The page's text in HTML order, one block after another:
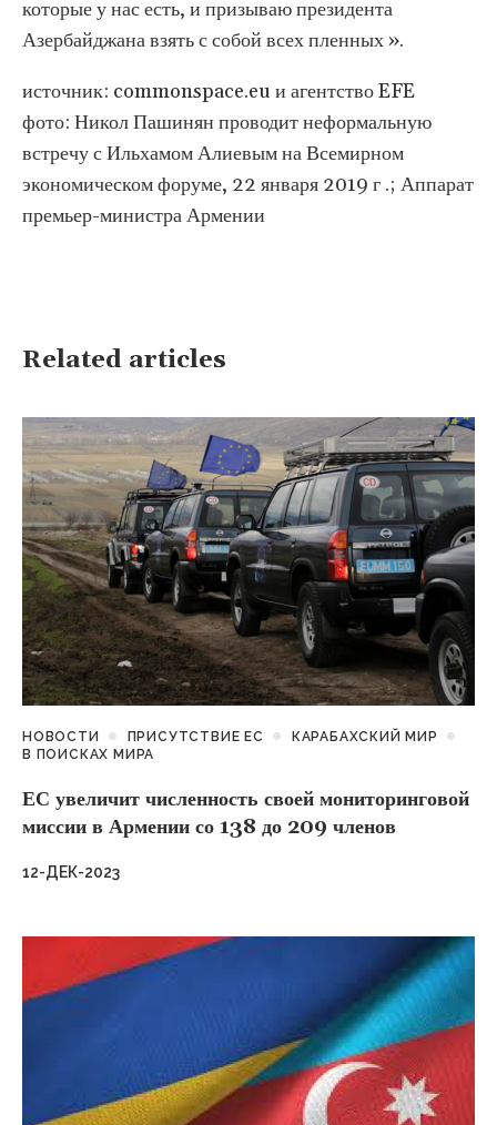
которые у нас есть, и призываю президента
Азербайджана взять с собой всех пленных ».
источник: commonspace.eu и агентство EFE
фото: Никол Пашинян проводит неформальную
встречу с Ильхамом Алиевым на Всемирном
экономическом форуме, 22 января 2019 г .; Аппарат
премьер-министра Армении
Related articles
НОВОСТИ ПРИСУТСТВИЕ ЕС
КАРАБАХСКИЙ МИР
В ПОИСКАХ МИРА
ЕС увеличит численность своей мониторинговой
миссии в Армении со 138 до 209 членов
12-ДЕК-2023